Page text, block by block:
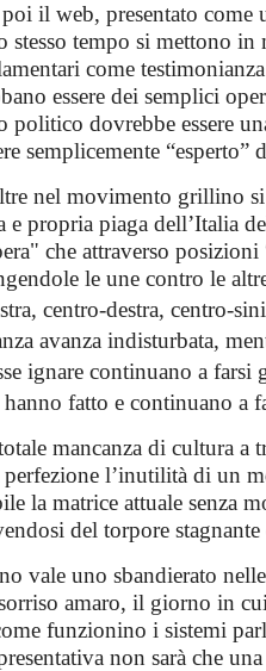
il web, presentato
stesso tempo si mettono in
come
essere dei semplici
politico dovrebbe essere
semplicemente “esperto”
nel movimento grillino si
e propria piaga dell’Italia
che attraverso
le une contro le
centro-destra, centro-
avanza indisturbata,
ignare continuano a
hanno fatto e continuano a
mancanza di cultura a
perfezione l’inutilità di un
la matrice attuale senza
del torpore
vale uno sbandierato
amaro, il giorno in
funzionino i sistemi
non sarà che